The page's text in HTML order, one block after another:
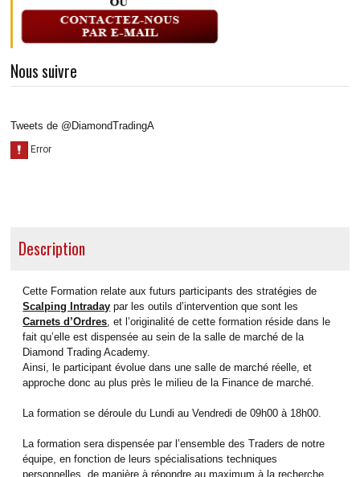
Nous suivre
Tweets de @DiamondTradingA
Description
Cette Formation relate aux futurs participants des stratégies de
Scalping Intraday par les outils d’intervention que sont les
Carnets d’Ordres , et l’originalité de cette formation réside dans le
fait qu’elle est dispensée au sein de la salle de marché de la
Diamond Trading Academy.
Ainsi, le participant évolue dans une salle de marché réelle, et
approche donc au plus près le milieu de la Finance de marché.
La formation se déroule du Lundi au Vendredi de 09h00 à 18h00.
La formation sera dispensée par l’ensemble des Traders de notre
équipe, en fonction de leurs spécialisations techniques
personnelles, de manière à répondre au maximum à la recherche